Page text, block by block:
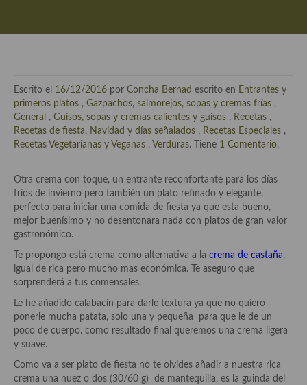
El mundo del vino y las bebidas
Tiendas especiales
Especias, hierbas, condimentos, espesantes y aditivos
Historia de la gastronomía, platos celebres, cocineros, críticos,
historias culinarias y otras cosas
Origen y evolución de la comida
Protocolo y buenas maneras.
Ocio – restaurantes, bares, tabernas
Viajes eno-gastro-turísticos
En El Candelero
Escrito el 16/12/2016 por Concha Bernad escrito en Entrantes y
primeros platos , Gazpachos, salmorejos, sopas y cremas frías ,
General
, Guisos, sopas y cremas calientes y guisos , Recetas ,
Recetas de fiesta, Navidad y días señalados , Recetas Especiales ,
Recetas Vegetarianas y Veganas , Verduras. Tiene 1 Comentario.
Otra crema con toque, un entrante reconfortante para los días
fríos de invierno pero también un plato refinado y elegante,
perfecto para iniciar una comida de fiesta ya que esta bueno,
mejor buenísimo y no desentonara nada con platos de gran valor
gastronómico.
Te propongo está crema como alternativa a la crema de castaña,
igual de rica pero mucho mas económica. Te aseguro que
sorprenderá a tus comensales.
Le he añadido calabacín para darle textura ya que no quiero
ponerle mucha patata, solo una y pequeña para que le de un
poco de cuerpo. como resultado final queremos una crema ligera
y suave.
Como va a ser plato de fiesta no te olvides añadir a nuestra rica
crema una nuez o dos (30/60 g) de mantequilla, es la guinda del